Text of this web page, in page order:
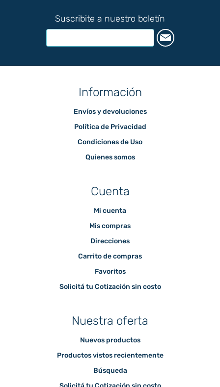
Suscribite a nuestro boletín
Información
Envíos y devoluciones
Política de Privacidad
Condiciones de Uso
Quienes somos
Cuenta
Mi cuenta
Mis compras
Direcciones
Carrito de compras
Favoritos
Solicitá tu Cotización sin costo
Nuestra oferta
Nuevos productos
Productos vistos recientemente
Búsqueda